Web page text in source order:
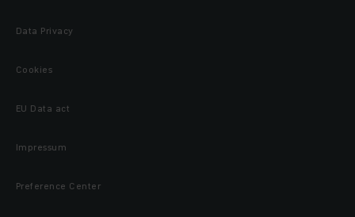
Data Privacy
Cookies
EU Data act
Impressum
Preference Center